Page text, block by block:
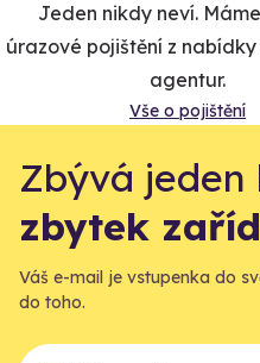
Jeden nikdy neví.
úrazové pojištění z
agentur.
Vše o pojištění
Zbývá jeden
zbytek
Váš e-mail je vstupenka do
do toho.